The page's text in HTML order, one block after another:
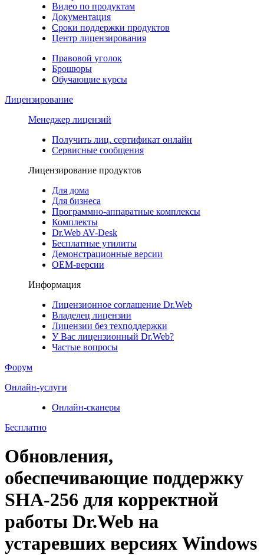
Видео по продуктам
Документация
Сроки поддержки продуктов
Центр лицензирования
Правовой уголок
Брошюры
Обучающие курсы
Лицензирование
Менеджер лицензий
Получить лиц. сертификат онлайн
Сервисные сообщения
Лицензирование продуктов
Для дома
Для бизнеса
Программно-аппаратные комплексы
Комплекты
Dr.Web AV-Desk
Бесплатные утилиты
Демонстрационные версии
ОЕМ-версии
Информация
Лицензионное соглашение Dr.Web
Владелец лицензии
Лицензии без техподдержки
У Вас лицензионный Dr.Web?
Частые вопросы
Форум
Онлайн-услуги
Онлайн-сканеры
Бесплатно
Обновления,
обеспечивающие поддержку
SHA-256 для корректной
работы Dr.Web на
устаревших версиях Windows